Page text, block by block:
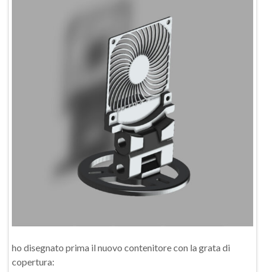
ho disegnato prima il nuovo contenitore con la grata di
copertura: